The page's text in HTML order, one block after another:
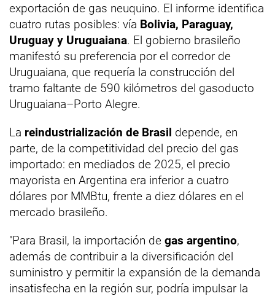
exportación de gas neuquino. El informe identifica
cuatro rutas posibles: vía Bolivia, Paraguay,
Uruguay y Uruguaiana. El gobierno brasileño
manifestó su preferencia por el corredor de
Uruguaiana, que requería la construcción del
tramo faltante de 590 kilómetros del gasoducto
Uruguaiana–Porto Alegre.
La reindustrialización de Brasil depende, en
parte, de la competitividad del precio del gas
importado: en mediados de 2025, el precio
mayorista en Argentina era inferior a cuatro
dólares por MMBtu, frente a diez dólares en el
mercado brasileño.
"Para Brasil, la importación de gas argentino,
además de contribuir a la diversificación del
suministro y permitir la expansión de la demanda
insatisfecha en la región sur, podría impulsar la